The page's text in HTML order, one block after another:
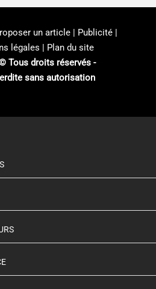
un article | Publicité |
légales | Plan du site
Tous droits réservés -
sans autorisation